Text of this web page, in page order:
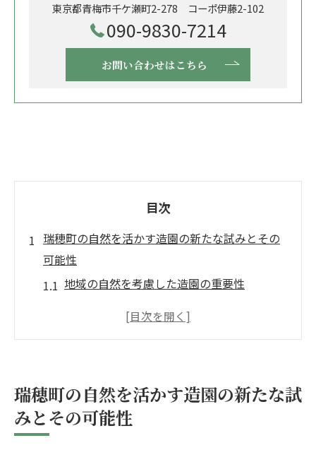
東京都青梅市千ケ瀬町2-278 コーポ伊藤2-102
090-9830-7214
お問い合わせはこちら
目次
瑞穂町の自然を活かす造園の新たな試みとその
可能性
地域の自然を考慮した造園の重要性
自然環境と造園技術の融合
自然と共に生きる庭のデザインとは
東京都西多摩郡瑞穂町の特色を反映した造園デ
瑞穂町の自然を活かす造園の新たな試
みとその可能性